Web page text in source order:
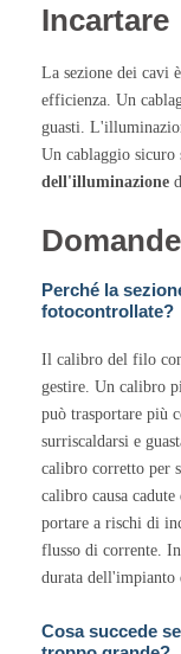
Incartare
La sezione dei cavi
efficienza. Un
guasti.
Un cablaggio sicuro
dell'illuminazione
Perché la
fotocontrollate?
Il calibro del filo
gestire. Un calibro
può trasportare più
surriscaldarsi e
calibro corretto per
calibro causa
portare a rischi di
flusso di corrente.
durata dell'impianto
Cosa succede